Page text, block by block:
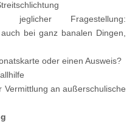
jeglicher Fragestellung:
bei ganz banalen Dingen,
oder einen Ausweis?
an außerschulische